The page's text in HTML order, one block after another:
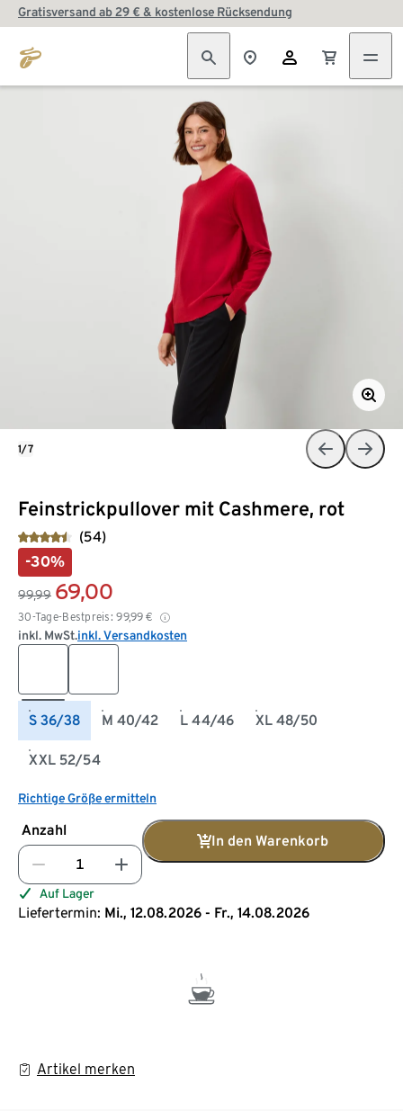
Gratisversand ab 29 € & kostenlose Rücksendung
Feinstrickpullover mit Cashmere, rot
(54)
-30%
99,99 69,00
30-Tage-Bestpreis: 99,99 €
inkl. MwSt.inkl. Versandkosten
S 36/38 M 40/42 L 44/46 XL 48/50
XXL 52/54
Richtige Größe ermitteln
Anzahl
In den Warenkorb
Auf Lager
Liefertermin: Mi., 12.08.2026 - Fr., 14.08.2026
Artikel merken
1/7